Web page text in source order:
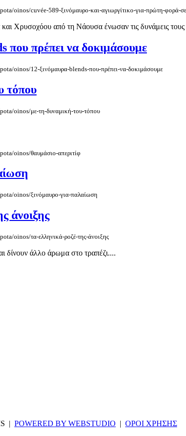
oinos/cuvée-589-ξινόμαυρο-και-αγιωργίτικο-για-πρώτη-φορά-
Χρυσοχόου από τη Νάουσα ένωσαν τις δυνάμεις τους
που πρέπει να δοκιμάσουμε
oinos/12-ξινόμαυρα-blends-που-πρέπει-να-δοκιμάσουμε
τόπου
oinos/με-τη-δυναμική-του-τόπου
oinos/θαυμάσιο-απεριτίφ
oinos/ξινόμαυρο-για-παλαίωση
άνοιξης
oinos/τα-ελληνικά-ροζέ-της-άνοιξης
δίνουν άλλο άρωμα στο τραπέζι....
| POWERED BY WEBSTUDIO | ΟΡΟΙ ΧΡΗΣΗΣ